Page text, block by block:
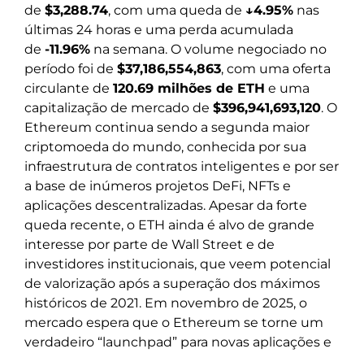
de $3,288.74, com uma queda de ↓4.95% nas
últimas 24 horas e uma perda acumulada
de -11.96% na semana. O volume negociado no
período foi de $37,186,554,863, com uma oferta
circulante de 120.69 milhões de ETH e uma
capitalização de mercado de $396,941,693,120. O
Ethereum continua sendo a segunda maior
criptomoeda do mundo, conhecida por sua
infraestrutura de contratos inteligentes e por ser
a base de inúmeros projetos DeFi, NFTs e
aplicações descentralizadas. Apesar da forte
queda recente, o ETH ainda é alvo de grande
interesse por parte de Wall Street e de
investidores institucionais, que veem potencial
de valorização após a superação dos máximos
históricos de 2021. Em novembro de 2025, o
mercado espera que o Ethereum se torne um
verdadeiro “launchpad” para novas aplicações e